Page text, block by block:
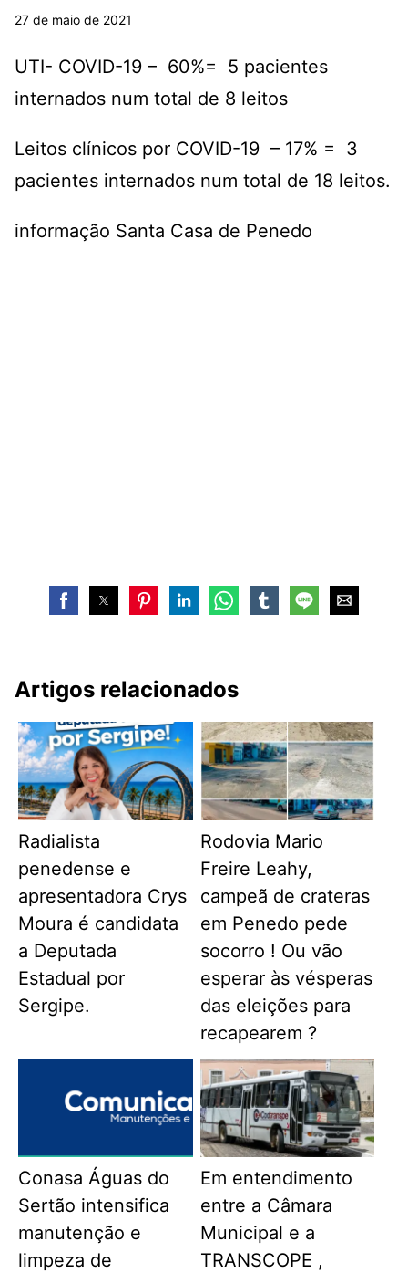
27 de maio de 2021
UTI- COVID-19 – 60%= 5 pacientes
internados num total de 8 leitos
Leitos clínicos por COVID-19 – 17% = 3
pacientes internados num total de 18 leitos.
informação Santa Casa de Penedo
Artigos relacionados
Radialista
penedense e
apresentadora Crys
Moura é candidata
a Deputada
Estadual por
Sergipe.
Rodovia Mario
Freire Leahy,
campeã de crateras
em Penedo pede
socorro ! Ou vão
esperar às vésperas
das eleições para
recapearem ?
Conasa Águas do
Sertão intensifica
manutenção e
limpeza de
Em entendimento
entre a Câmara
Municipal e a
TRANSCOPE ,